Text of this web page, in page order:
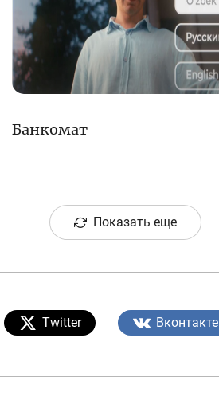
Банкомат
Показать еще
Twitter Вконтакте